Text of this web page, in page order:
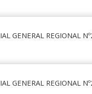
GENERAL REGIONAL
GENERAL REGIONAL